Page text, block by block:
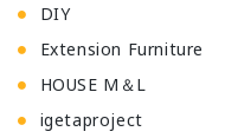
DIY
Extension Furniture
HOUSE M＆L
igetaproject